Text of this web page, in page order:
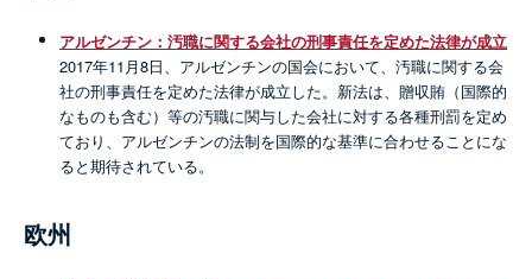
アルゼンチン：汚職に関する会社の刑事責任を定めた法律が成立
2017年11月8日、アルゼンチンの国会において、汚職に関する会
社の刑事責任を定めた法律が成立した。新法は、贈収賄（国際的
なものも含む）等の汚職に関与した会社に対する各種刑罰を定め
ており、アルゼンチンの法制を国際的な基準に合わせることにな
ると期待されている。
欧州